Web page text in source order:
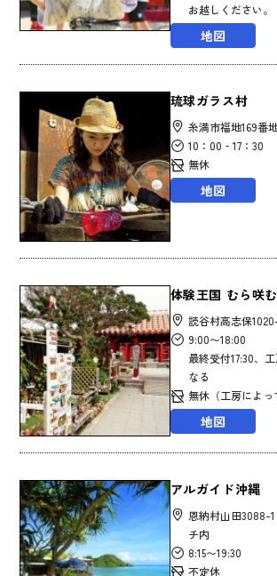
お越しください。
地図
琉球ガラス村
糸満市福地169番
10：00‐17：30
無休
地図
体験王国 むら咲
読谷村高志保
9:00〜18:00
最終受付17:30、
なる
無休（工房によっ
地図
アルガイド沖縄
恩納村山田
チ内
8:15〜19:30
不定休